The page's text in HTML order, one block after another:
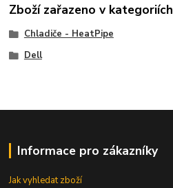
Zboží zařazeno v kategoriích
Chladiče - HeatPipe
Dell
Informace pro zákazníky
Jak vyhledat zboží